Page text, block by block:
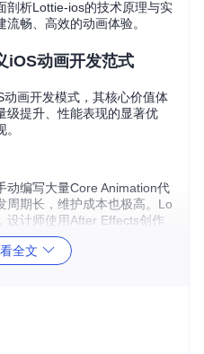
剖析Lottie-ios的技术原理与实
畅、高效的动画体验。
iOS动画开发范式
画开发模式，其核心价值体
级提升、性能表现的显著优
动编写大量Core Animation代
周期长，维护成本也极高。Lo
设计师使用After Effects创作
者只需几行代码即可集成，
时级。
全文